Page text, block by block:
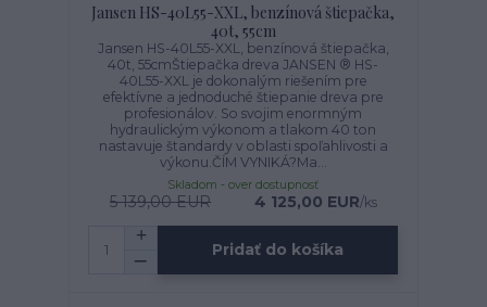
Jansen HS-40L55-XXL, benzínová štiepačka,
40t, 55cm
Jansen HS-40L55-XXL, benzínová štiepačka,
40t, 55cmŠtiepačka dreva JANSEN ® HS-
40L55-XXL je dokonalým riešením pre
efektívne a jednoduché štiepanie dreva pre
profesionálov. So svojim enormným
hydraulickým výkonom a tlakom 40 ton
nastavuje štandardy v oblasti spoľahlivosti a
výkonu.ČÍM VYNIKÁ?Ma...
5 139,00 EUR 4 125,00 EUR/ks
Skladom - over dostupnosť
Pridať do košíka